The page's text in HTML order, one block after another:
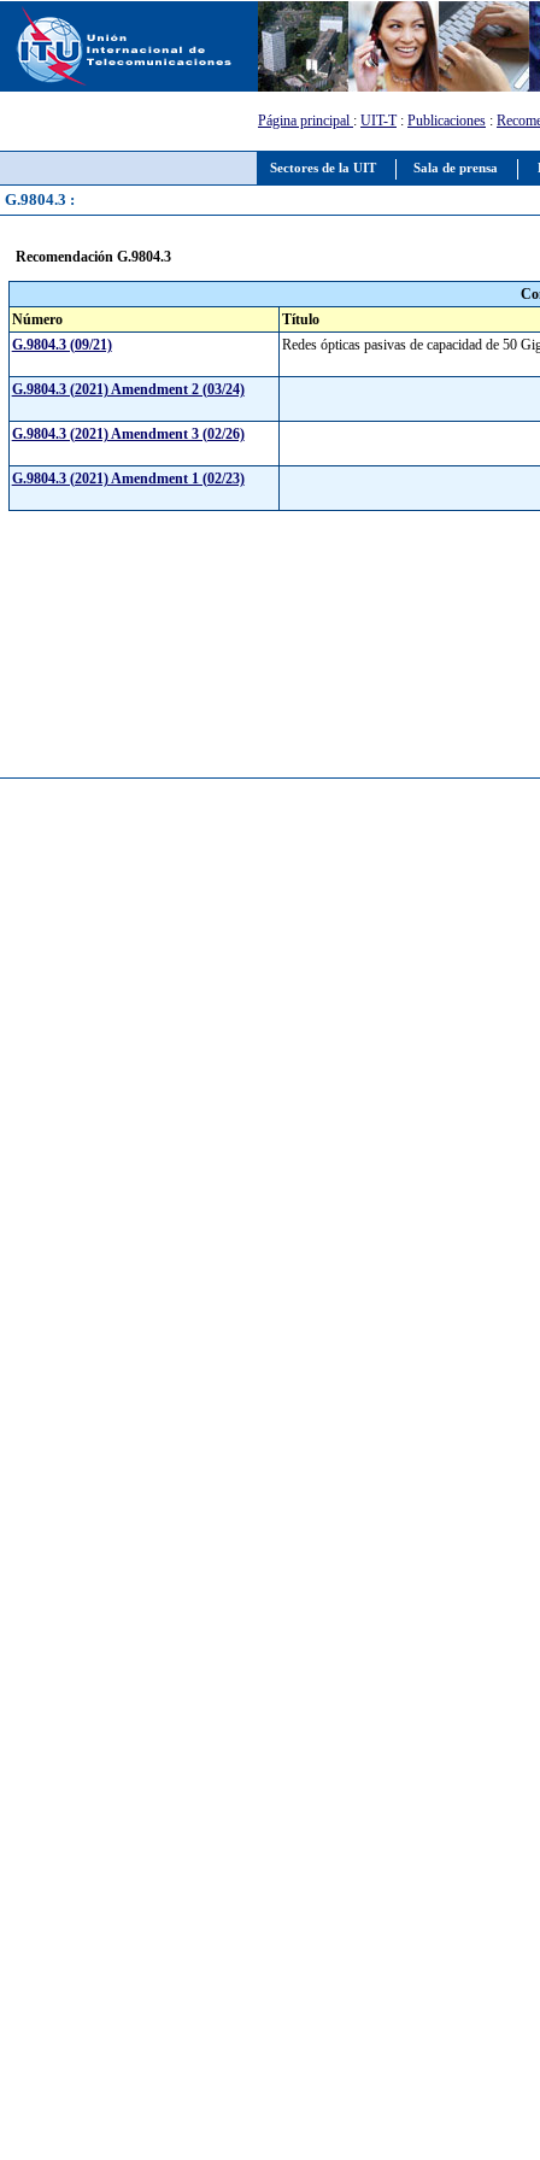
Sectores de la UIT Sala de prensa
Página principal : UIT-T: Publicaciones :
G.9804.3 :
Recomendación G.9804.3
Número
Título
G.9804.3 (09/21)
Redes ópticas pasivas de capacidad de 50
G.9804.3 (2021) Amendment 2 (03/24)
G.9804.3 (2021) Amendment 3 (02/26)
G.9804.3 (2021) Amendment 1 (02/23)